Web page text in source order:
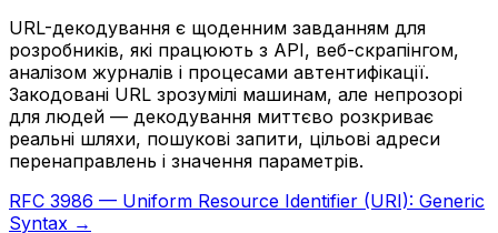
URL-декодування є щоденним завданням для
розробників, які працюють з API, веб-скрапінгом,
аналізом журналів і процесами автентифікації.
Закодовані URL зрозумілі машинам, але непрозорі
для людей — декодування миттєво розкриває
реальні шляхи, пошукові запити, цільові адреси
перенаправлень і значення параметрів.
RFC 3986 — Uniform Resource Identifier (URI): Generic
Syntax →